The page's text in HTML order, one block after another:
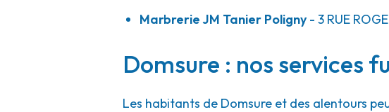
Marbrerie JM Tanier Poligny- 3 RUE
Domsure : nos services
Les habitants de Domsure et des alentours